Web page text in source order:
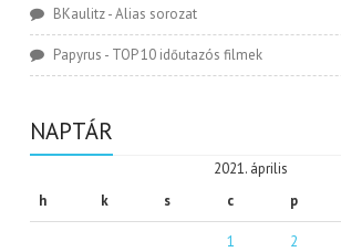
BKaulitz-Alias sorozat
Papyrus - TOP 10 időutazós filmek
NAPTÁR
2021. április
h
k s c p
1 2